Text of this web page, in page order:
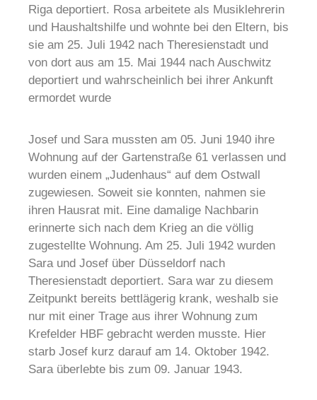
Riga deportiert. Rosa arbeitete als Musiklehrerin
und Haushaltshilfe und wohnte bei den Eltern, bis
sie am 25. Juli 1942 nach Theresienstadt und
von dort aus am 15. Mai 1944 nach Auschwitz
deportiert und wahrscheinlich bei ihrer Ankunft
ermordet wurde
Josef und Sara mussten am 05. Juni 1940 ihre
Wohnung auf der Gartenstraße 61 verlassen und
wurden einem „Judenhaus“ auf dem Ostwall
zugewiesen. Soweit sie konnten, nahmen sie
ihren Hausrat mit. Eine damalige Nachbarin
erinnerte sich nach dem Krieg an die völlig
zugestellte Wohnung. Am 25. Juli 1942 wurden
Sara und Josef über Düsseldorf nach
Theresienstadt deportiert. Sara war zu diesem
Zeitpunkt bereits bettlägerig krank, weshalb sie
nur mit einer Trage aus ihrer Wohnung zum
Krefelder HBF gebracht werden musste. Hier
starb Josef kurz darauf am 14. Oktober 1942.
Sara überlebte bis zum 09. Januar 1943.